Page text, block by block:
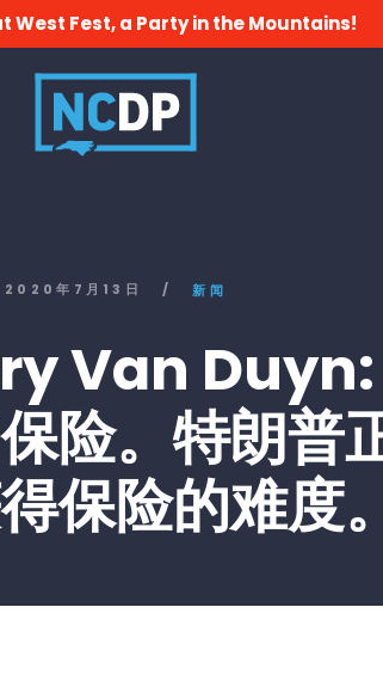
West Fest, a Party in the Mountains!
2020年7月13日 / 新闻
Van
险。特朗普
保险的难度